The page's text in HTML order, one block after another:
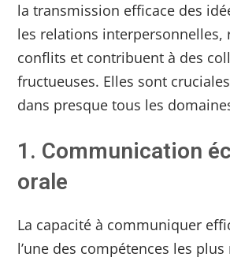
la transmission efficace des
les relations interpersonnelles,
conflits et contribuent à des
fructueuses. Elles sont
dans presque tous les
1. Communication
orale
La capacité à communiquer
l’une des compétences les